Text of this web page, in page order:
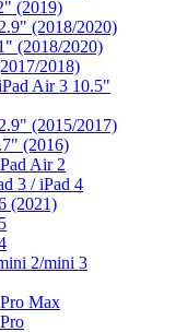
(2019)
(2018/2020)
(2018/2020)
2018)
Air 3 10.5"
(2015/2017)
(2016)
Air 2
3 / iPad 4
(2021)
2/mini 3
Max